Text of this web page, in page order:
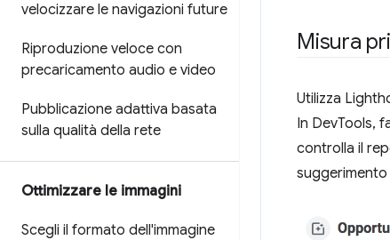
velocizzare le navigazioni future
Riproduzione veloce con
precaricamento audio e video
Pubblicazione adattiva basata
sulla qualità della rete
Ottimizzare le immagini
Scegli il formato dell'immagine
Misura
Utilizza
In DevTools,
controlla il